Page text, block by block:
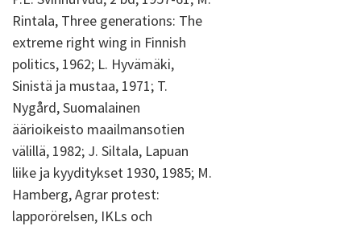
Rintala, Three generations: The
extreme right wing in Finnish
politics, 1962; L. Hyvämäki,
Sinistä ja mustaa, 1971; T.
Nygård, Suomalainen
äärioikeisto maailmansotien
välillä, 1982; J. Siltala, Lapuan
liike ja kyyditykset 1930, 1985; M.
Hamberg, Agrar protest:
lapporörelsen, IKLs och